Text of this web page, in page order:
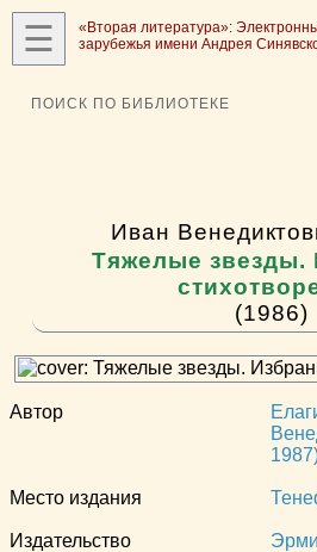
☰
«Вторая литература»:
зарубежья имени Андрея
ПОИСК ПО БИБЛИОТЕКЕ
Иван
Тяжелые звезды.
(1986)
Автор
Место издания
Издательство